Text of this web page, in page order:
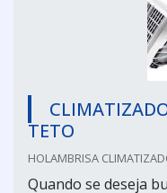
TETO
HOLAMBRISA
Quando se deseja